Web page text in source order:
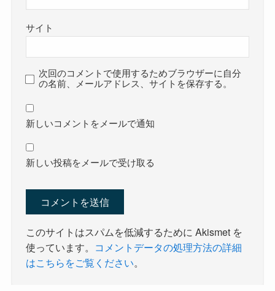
サイト
次回のコメントで使用するためブラウザーに自分
の名前、メールアドレス、サイトを保存する。
新しいコメントをメールで通知
新しい投稿をメールで受け取る
このサイトはスパムを低減するために Akismet を
使っています。 コメントデータの処理方法の詳細
はこちらをご覧ください。